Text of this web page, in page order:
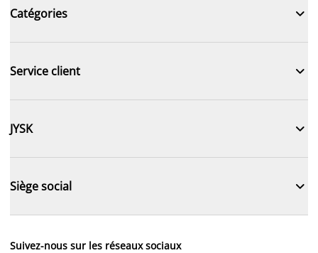
Catégories 
Service client 
JYSK 
Siège social 
Suivez-nous sur les réseaux sociaux